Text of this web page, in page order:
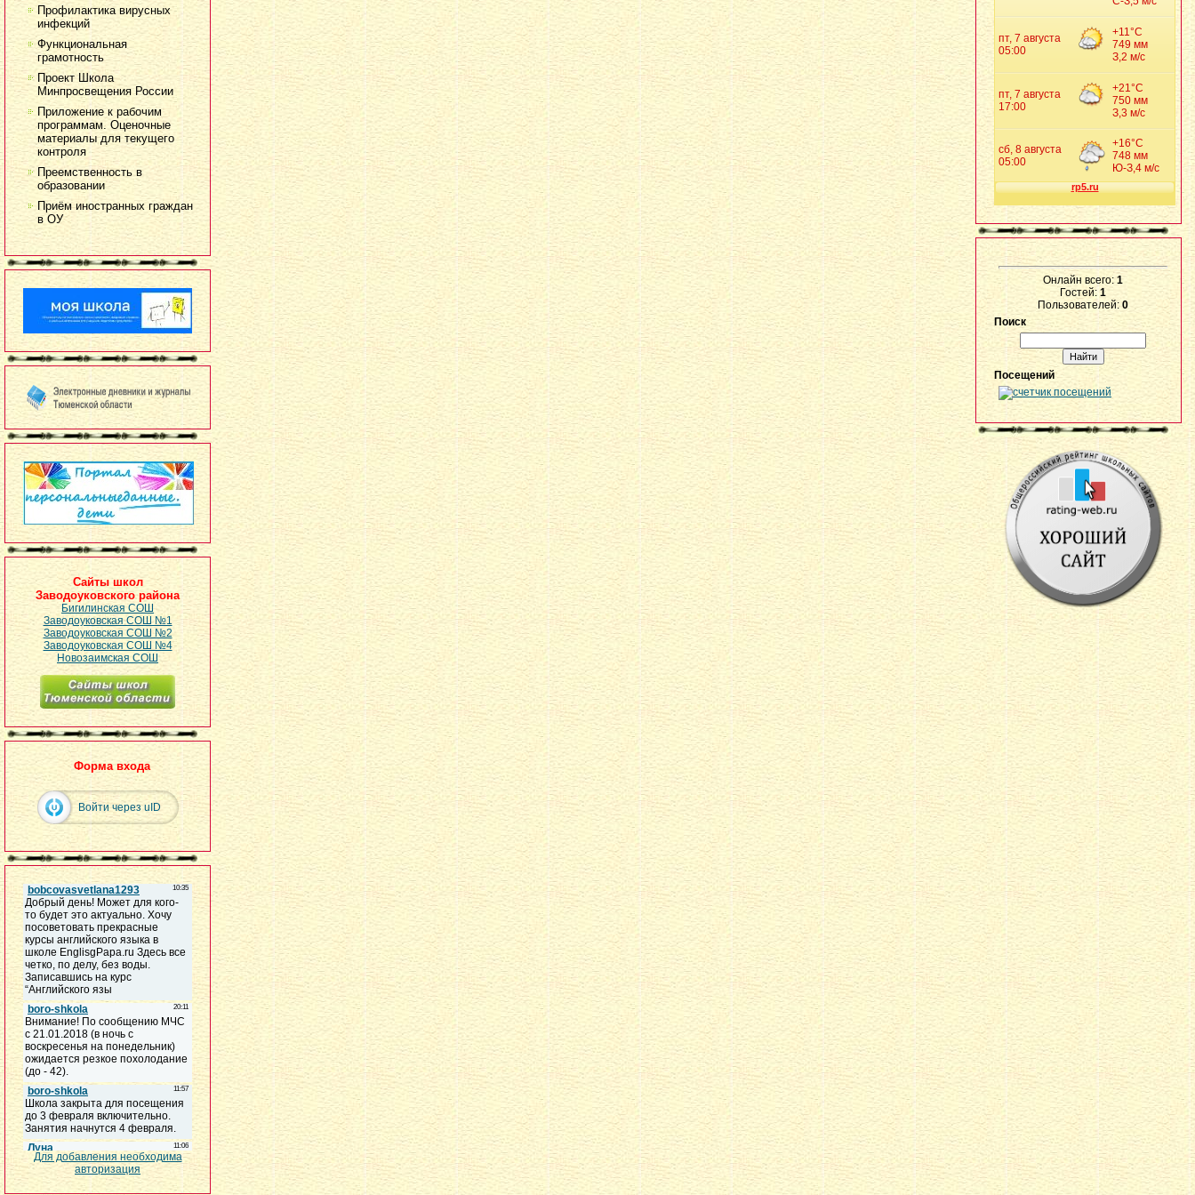
Профилактика вирусных
инфекций
Функциональная
грамотность
Проект Школа
Минпросвещения России
Приложение к рабочим
программам. Оценочные
материалы для текущего
контроля
Преемственность в
образовании
Приём иностранных граждан
в ОУ
Сайты школ
Заводоуковского района
Бигилинская СОШ
Заводоуковская СОШ №1
Заводоуковская СОШ №2
Заводоуковская СОШ №4
Новозаимская СОШ
Форма входа
Войти через uID
Для добавления необходима
авторизация
Онлайн всего: 1
Гостей: 1
Пользователей:0
Поиск
Посещений